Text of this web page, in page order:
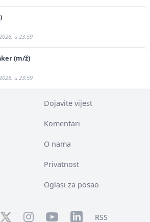
u 23:59
(m/ž)
u 23:59
Dojavite vijest
Komentari
O nama
Privatnost
Oglasi za posao
TwitterInstagramYouTubeLinkedInRSS